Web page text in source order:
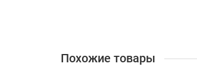
Похожие товары